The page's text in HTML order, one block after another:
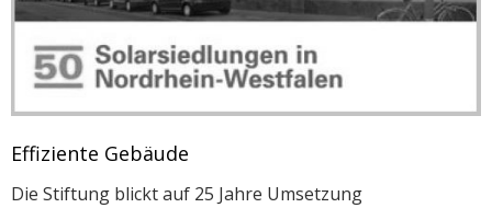
Effiziente Gebäude
Die Stiftung blickt auf 25 Jahre Umsetzung